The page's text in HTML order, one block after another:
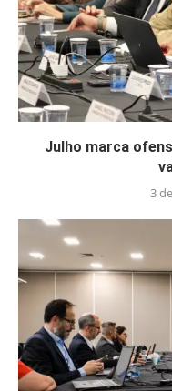
Julho marca
3